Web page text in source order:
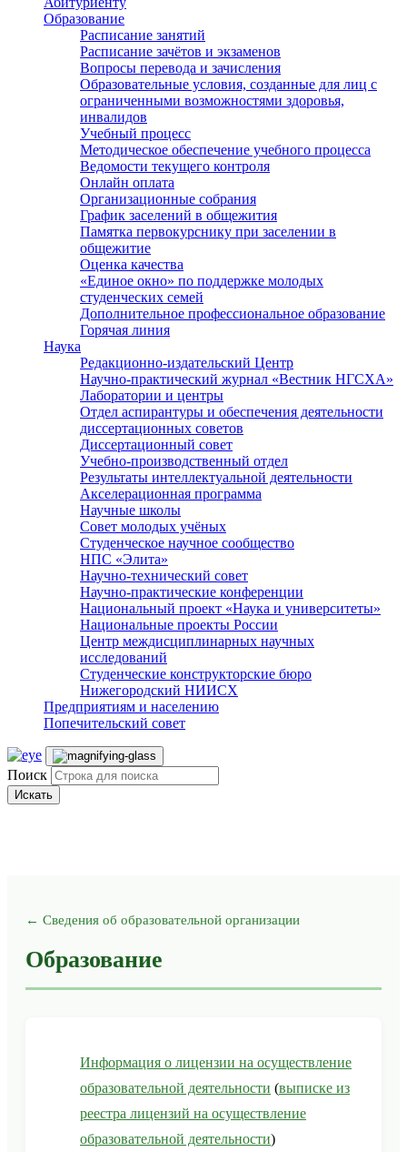
Образование
Расписание занятий
Расписание зачётов и экзаменов
Вопросы перевода и зачисления
Образовательные условия, созданные для лиц с
ограниченными возможностями здоровья,
инвалидов
Учебный процесс
Методическое обеспечение учебного процесса
Ведомости текущего контроля
Онлайн оплата
Организационные собрания
График заселений в общежития
Памятка первокурснику при заселении в
общежитие
Оценка качества
«Единое окно» по поддержке молодых
студенческих семей
Дополнительное профессиональное образование
Горячая линия
Наука
Редакционно-издательский Центр
Научно-практический журнал «Вестник НГСХА»
Лаборатории и центры
Отдел аспирантуры и обеспечения деятельности
диссертационных советов
Диссертационный совет
Учебно-производственный отдел
Результаты интеллектуальной деятельности
Акселерационная программа
Научные школы
Совет молодых учёных
Студенческое научное сообщество
НПС «Элита»
Научно-технический совет
Научно-практические конференции
Национальный проект «Наука и университеты»
Национальные проекты России
Центр междисциплинарных научных
исследований
Студенческие конструкторские бюро
Нижегородский НИИСХ
Предприятиям и населению
Попечительский совет
Поиск
Искать
← Сведения об образовательной организации
Образование
Информация о лицензии на осуществление
образовательной деятельности (выписке из
реестра лицензий на осуществление
образовательной деятельности)